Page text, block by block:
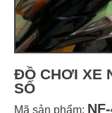
ĐỒ CHƠI XE
SỐ
Mã sản phẩm: